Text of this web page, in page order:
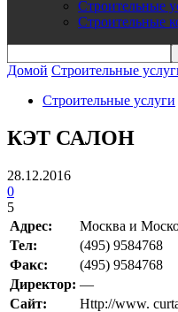
Строительные
Строительные
Домой Строительные
Строительные услуги
КЭТ САЛОН
28.12.2016
0
5
Адрес:
Москва и
Teл:
(495) 9584768
Факс:
(495) 9584768
Директор: —
Сайт:
Http://www.